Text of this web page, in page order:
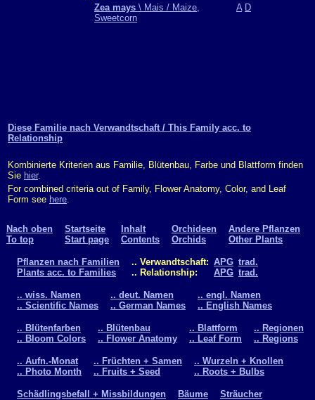
Zea mays \ Mais / Maize,
Sweetcorn
A D
Diese Familie nach Verwandtschaft / This Family acc. to
Relationship
Kombinierte Kriterien aus Familie, Blütenbau, Farbe und Blattform finden
Sie hier.
For combined criteria out of Family, Flower Anatomy, Color, and Leaf
Form see here.
Nach oben
To top
Startseite
Start page
Inhalt
Contents
Orchideen
Orchids
Andere Pflanzen
Other Plants
Pflanzen nach Familien
Plants acc. to Families
.. Verwandtschaft:
.. Relationship:
APG
APG
trad.
trad.
.. wiss. Namen
.. Scientific Names
.. deut. Namen
.. German Names
.. engl. Namen
.. English Names
.. Blütenfarben
.. Bloom Colors
.. Blütenbau
.. Flower Anatomy
.. Blattform
.. Leaf Form
.. Regionen
.. Regions
.. Aufn.-Monat
.. Photo Month
.. Früchten + Samen
.. Fruits + Seed
.. Wurzeln + Knollen
.. Roots + Bulbs
Schädlingsbefall + Missbildungen
Bäume
Sträucher